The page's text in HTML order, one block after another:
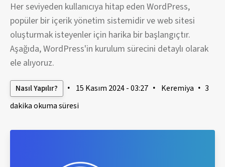
Her seviyeden kullanıcıya hitap eden WordPress,
popüler bir içerik yönetim sistemidir ve web sitesi
oluşturmak isteyenler için harika bir başlangıçtır.
Aşağıda, WordPress'in kurulum sürecini detaylı olarak
ele alıyoruz.
Nasıl Yapılır? 15 Kasım 2024 - 03:27 Keremiya
3
dakika okuma süresi